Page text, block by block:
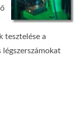
tesztelése a